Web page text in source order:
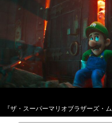
『ザ・スーパーマリオブラザーズ・